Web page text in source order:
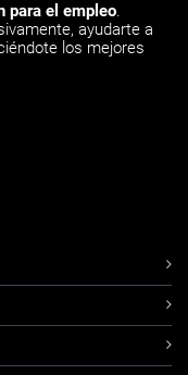
para el empleo.
ayudarte a
los mejores